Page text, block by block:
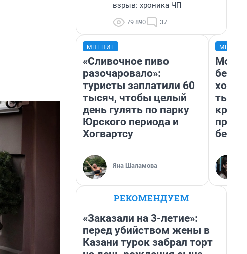
взрыв: хроника ЧП
79 890 37
МНЕНИЕ
«Сливочное пиво
разочаровало»:
туристы заплатили 60
тысяч, чтобы целый
день гулять по парку
Юрского периода и
Хогвартсу
Яна Шаламова
Мой
РЕКОМЕНДУЕМ
«Заказали на 3-летие»:
перед убийством жены в
Казани турок забрал торт